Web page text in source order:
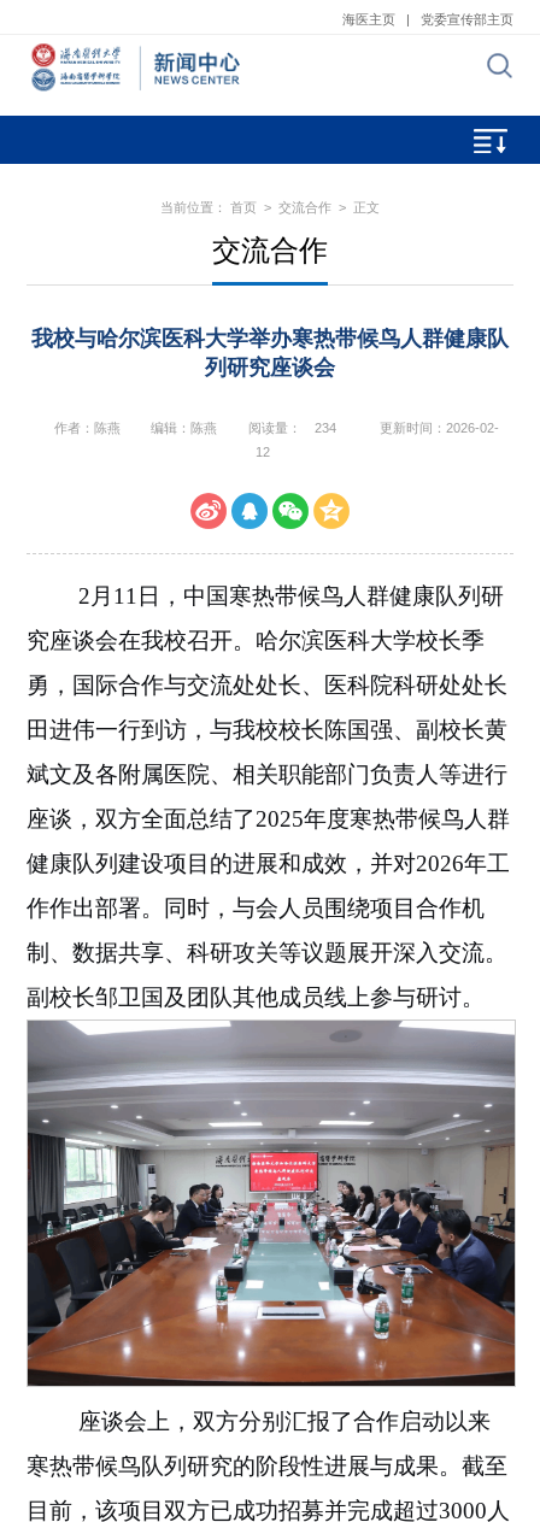
海医主页 | 党委宣传部主页
当前位置： 首页 > 交流合作 > 正文
交流合作
我校与哈尔滨医科大学举办寒热带候鸟人群健康队
列研究座谈会
作者：陈燕 编辑：陈燕 阅读量： 234
更新时间：2026-02-
12
2月11日， 中国寒热带候鸟人群健康队列研
究座谈会在我校召开。 哈尔滨医科大学校长季
勇，国际合作与交流处处长、医科院科研处处长
田进伟一行到访 ，与我校校长陈国强、副校长黄
斌文及各附属医院、相关职能部门负责人等进行
座谈 ， 双方全面总结了2025年度寒热带候鸟人群
健康队列建设项目的进展和成效，并对2026年工
作作出部署。同时，与会人员围绕项目合作机
制、数据共享、科研攻关等议题展开深入交流。
副校长邹卫国及团队其他成员线上参与研讨。
座谈会上，双方分别汇报了合作启动以来
寒热带候鸟队列研究的阶段性进展与成果。截至
目前，该项目 双方已成功招募并完成超过3000人